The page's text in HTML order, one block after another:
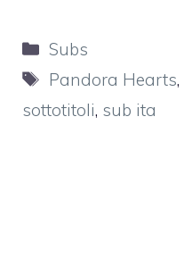
Categorie
Subs
Tag
Pandora Hearts,
sottotitoli, sub ita